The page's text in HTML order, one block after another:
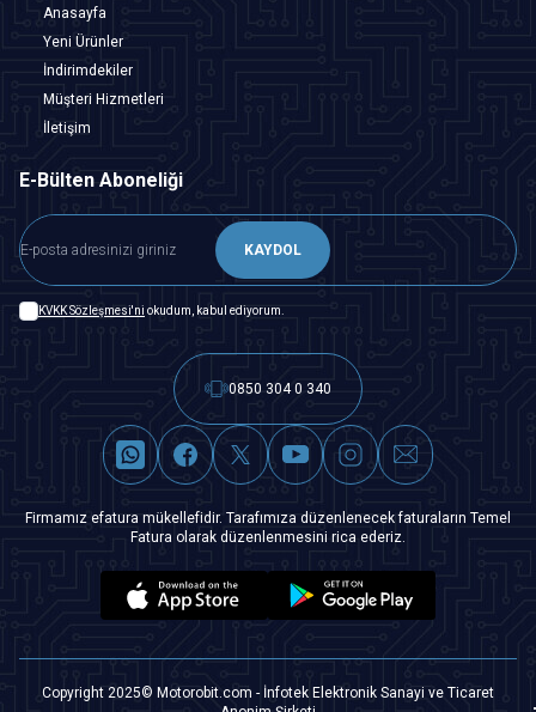
Anasayfa
Yeni Ürünler
İndirimdekiler
Müşteri Hizmetleri
İletişim
E-Bülten Aboneliği
KAYDOL
KVKK Sözleşmesi'ni okudum, kabul ediyorum.
0850 304 0 340
Firmamız efatura mükellefidir. Tarafımıza düzenlenecek faturaların Temel
Fatura olarak düzenlenmesini rica ederiz.
Copyright 2025© Motorobit.com - İnfotek Elektronik Sanayi ve Ticaret